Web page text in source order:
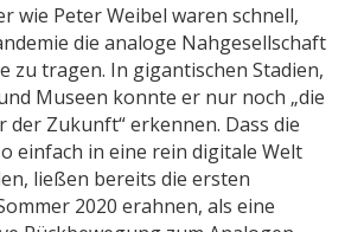
wie Peter Weibel waren schnell,
die analoge Nahgesellschaft
zu tragen. In gigantischen Stadien,
Museen konnte er nur noch „die
der Zukunft“ erkennen. Dass die
einfach in eine rein digitale Welt
ließen bereits die ersten
2020 erahnen, als eine